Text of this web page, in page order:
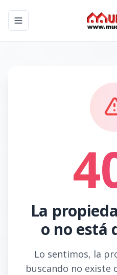
Toggle navigation menu
La
o no está
Lo sentimos, la
buscando no existe